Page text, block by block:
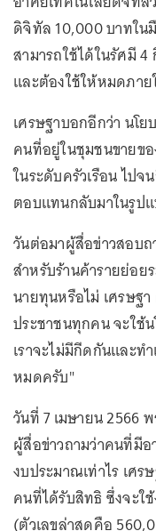
ดิจิทัล 10,000 บาทใน
สามารถใช้ได้ในรัศมี
และต้องใช้ให้หมดภาย
เศรษฐาบอกอีกว่า นโ
คนที่อยู่ในชุมชนขายข
ในระดับครัวเรือน ไปจ
ตอบแทนกลับมาในรูป
วันต่อมาผู้สื่อข่าวสอบถ
สำหรับร้านค้ารายย่อย
นายทุนหรือไม่ เศรษฐ
ประชาชนทุกคน จะใช้
เราจะไม่มีกีดกันและท
หมดครับ"
วันที่ 7 เมษายน 2566
ผู้สื่อข่าวถามว่าคนที่มีอ
งบประมาณเท่าไร เศร
คนที่ได้รับสิทธิ ซึ่งจะใ
(ตัวเลขล่าสุดคือ